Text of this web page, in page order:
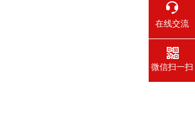
在线交流
微信扫一扫